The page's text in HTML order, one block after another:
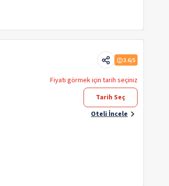
3.6/5
Fiyatı görmek için tarih seçiniz
Tarih Seç
Oteli İncele